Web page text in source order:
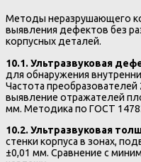
Методы неразрушающего
выявления дефектов без
корпусных деталей.
10.1. Ультразвуковая
для обнаружения
Частота
выявление отражателей
мм. Методика по ГОСТ
10.2. Ультразвуковая
стенки корпуса в зонах,
±0,01 мм. Сравнение с